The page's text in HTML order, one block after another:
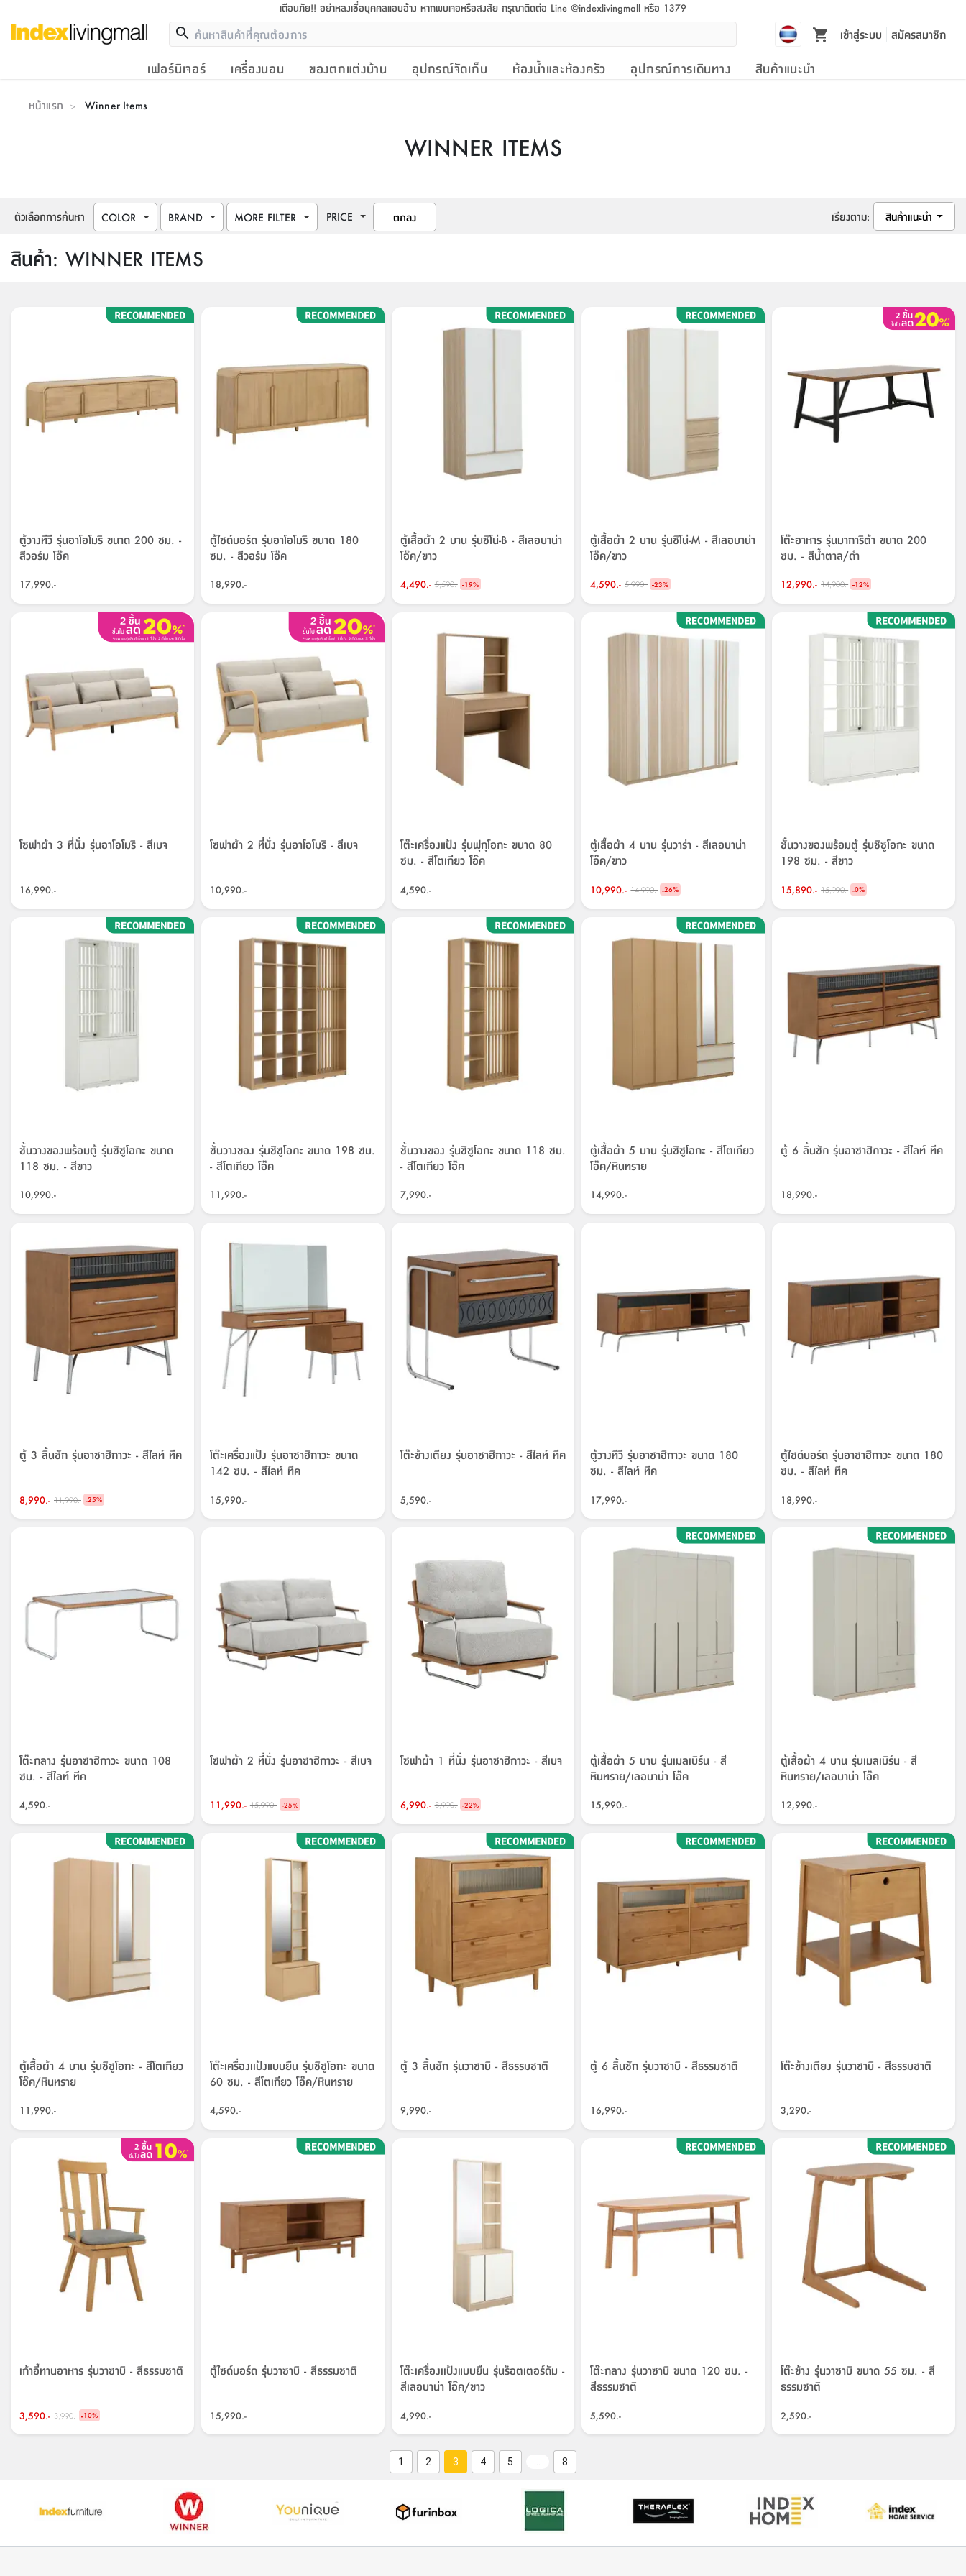
เตือนภัย!! อย่าหลงเชื่อบุคคลแอบอ้าง หากพบเจอหรือสงสัย กรุณาติดต่อ Line @indexlivingmall หรือ 1379
เข้าสู่ระบบ สมัครสมาชิก
เฟอร์นิเจอร์ เครื่องนอน ของตกแต่งบ้าน อุปกรณ์จัดเก็บ ห้องน้ำและห้องครัว อุปกรณ์การเดินทาง สินค้าแนะนำ
หน้าแรก > Winner Items
WINNER ITEMS
ตัวเลือกการค้นหา COLOR BRAND MORE FILTER PRICE ตกลง เรียงตาม: สินค้าแนะนำ
สินค้า: WINNER ITEMS
ตู้วางทีวี รุ่นอาโอโมริ ขนาด 200 ซม. -
สีวอร์ม โอ๊ค
17,990.-
ตู้ไซด์บอร์ด รุ่นอาโอโมริ ขนาด 180
ซม. - สีวอร์ม โอ๊ค
18,990.-
ตู้เสื้อผ้า 2 บาน รุ่นซิโน่-B - สีเลอบาน่า
โอ๊ค/ขาว
4,490.- 5,590.- -19%
ตู้เสื้อผ้า 2 บาน รุ่นซิโน่-M - สีเลอบาน่า
โอ๊ค/ขาว
4,590.- 5,990.- -23%
โต๊ะอาหาร รุ่นมาการิต้า ขนาด 200
ซม. - สีน้ำตาล/ดำ
12,990.- 14,900.- -12%
โซฟาผ้า 3 ที่นั่ง รุ่นอาโอโมริ - สีเบจ
16,990.-
โซฟาผ้า 2 ที่นั่ง รุ่นอาโอโมริ - สีเบจ
10,990.-
โต๊ะเครื่องแป้ง รุ่นฟุกุโอกะ ขนาด 80
ซม. - สีโตเกียว โอ๊ค
4,590.-
ตู้เสื้อผ้า 4 บาน รุ่นวาร่า - สีเลอบาน่า
โอ๊ค/ขาว
10,990.- 14,990.- -26%
ชั้นวางของพร้อมตู้ รุ่นชิซูโอกะ ขนาด
198 ซม. - สีขาว
15,890.- 15,990.- -0%
ชั้นวางของพร้อมตู้ รุ่นชิซูโอกะ ขนาด
118 ซม. - สีขาว
10,990.-
ชั้นวางของ รุ่นชิซูโอกะ ขนาด 198 ซม.
- สีโตเกียว โอ๊ค
11,990.-
ชั้นวางของ รุ่นชิซูโอกะ ขนาด 118 ซม.
- สีโตเกียว โอ๊ค
7,990.-
ตู้เสื้อผ้า 5 บาน รุ่นชิซูโอกะ - สีโตเกียว
โอ๊ค/หินทราย
14,990.-
ตู้ 6 ลิ้นชัก รุ่นอาซาฮิกาวะ - สีไลท์ ทีค
18,990.-
ตู้ 3 ลิ้นชัก รุ่นอาซาฮิกาวะ - สีไลท์ ทีค
8,990.- 11,990.- -25%
โต๊ะเครื่องแป้ง รุ่นอาซาฮิกาวะ ขนาด
142 ซม. - สีไลท์ ทีค
15,990.-
โต๊ะข้างเตียง รุ่นอาซาฮิกาวะ - สีไลท์ ทีค
5,590.-
ตู้วางทีวี รุ่นอาซาฮิกาวะ ขนาด 180
ซม. - สีไลท์ ทีค
17,990.-
ตู้ไซด์บอร์ด รุ่นอาซาฮิกาวะ ขนาด 180
ซม. - สีไลท์ ทีค
18,990.-
โต๊ะกลาง รุ่นอาซาฮิกาวะ ขนาด 108
ซม. - สีไลท์ ทีค
4,590.-
โซฟาผ้า 2 ที่นั่ง รุ่นอาซาฮิกาวะ - สีเบจ
11,990.- 15,990.- -25%
โซฟาผ้า 1 ที่นั่ง รุ่นอาซาฮิกาวะ - สีเบจ
6,990.- 8,990.- -22%
ตู้เสื้อผ้า 5 บาน รุ่นเมลเบิร์น - สี
หินทราย/เลอบาน่า โอ๊ค
15,990.-
ตู้เสื้อผ้า 4 บาน รุ่นเมลเบิร์น - สี
หินทราย/เลอบาน่า โอ๊ค
12,990.-
ตู้เสื้อผ้า 4 บาน รุ่นชิซูโอกะ - สีโตเกียว
โอ๊ค/หินทราย
11,990.-
โต๊ะเครื่องเเป้งแบบยืน รุ่นชิซูโอกะ ขนาด
60 ซม. - สีโตเกียว โอ๊ค/หินทราย
4,590.-
ตู้ 3 ลิ้นชัก รุ่นวาซาบิ - สีธรรมชาติ
9,990.-
ตู้ 6 ลิ้นชัก รุ่นวาซาบิ - สีธรรมชาติ
16,990.-
โต๊ะข้างเตียง รุ่นวาซาบิ - สีธรรมชาติ
3,290.-
เก้าอี้ทานอาหาร รุ่นวาซาบิ - สีธรรมชาติ
3,590.- 3,990.- -10%
ตู้ไซด์บอร์ด รุ่นวาซาบิ - สีธรรมชาติ
15,990.-
โต๊ะเครื่องเเป้งแบบยืน รุ่นร็อตเตอร์ดัม -
สีเลอบาน่า โอ๊ค/ขาว
4,990.-
โต๊ะกลาง รุ่นวาซาบิ ขนาด 120 ซม. -
สีธรรมชาติ
5,590.-
โต๊ะข้าง รุ่นวาซาบิ ขนาด 55 ซม. - สี
ธรรมชาติ
2,590.-
1 2 3 4 5 8